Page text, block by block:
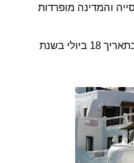
והמדינה מופרדות
החוקה של אורוגוואי הוכנסה לשימוש בתאריך 18 ביולי בשנת